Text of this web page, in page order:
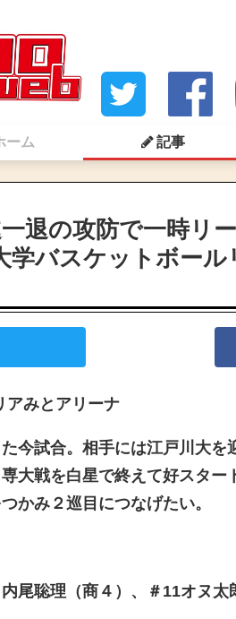
ーム 記事
退の攻防で一時リ
学バスケットボー
みとアリーナ
今試合。相手には江戸川大
大戦を白星で終えて好スタ
かみ２巡目につなげたい。
尾聡理（商４）、＃11オヌ